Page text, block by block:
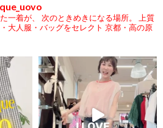
一着が、 次のときめきになる場所。
上質
大人服・バッグをセレクト 京都・高の原